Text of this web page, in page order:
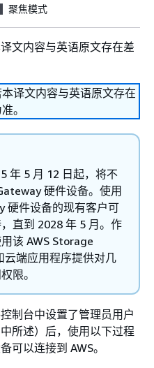
聚焦模式
文内容与英语原文存在差
译文内容与英语原文存在
。
年 5 月 12 日起，将不
硬件设备。使用
硬件设备的现有客户可
直到 2028 年 5 月。作
该 AWS Storage
端应用程序提供对几
限。
制台中设置了管理员用户
中所述）后，使用以下过程
可以连接到 AWS。